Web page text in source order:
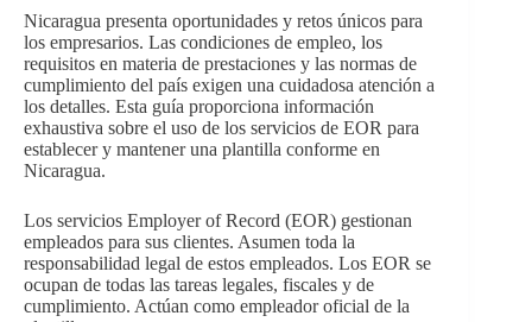
Nicaragua presenta oportunidades y retos únicos para
los empresarios. Las condiciones de empleo, los
requisitos en materia de prestaciones y las normas de
cumplimiento del país exigen una cuidadosa atención a
los detalles. Esta guía proporciona información
exhaustiva sobre el uso de los servicios de EOR para
establecer y mantener una plantilla conforme en
Nicaragua.
Los servicios Employer of Record (EOR) gestionan
empleados para sus clientes. Asumen toda la
responsabilidad legal de estos empleados. Los EOR se
ocupan de todas las tareas legales, fiscales y de
cumplimiento. Actúan como empleador oficial de la